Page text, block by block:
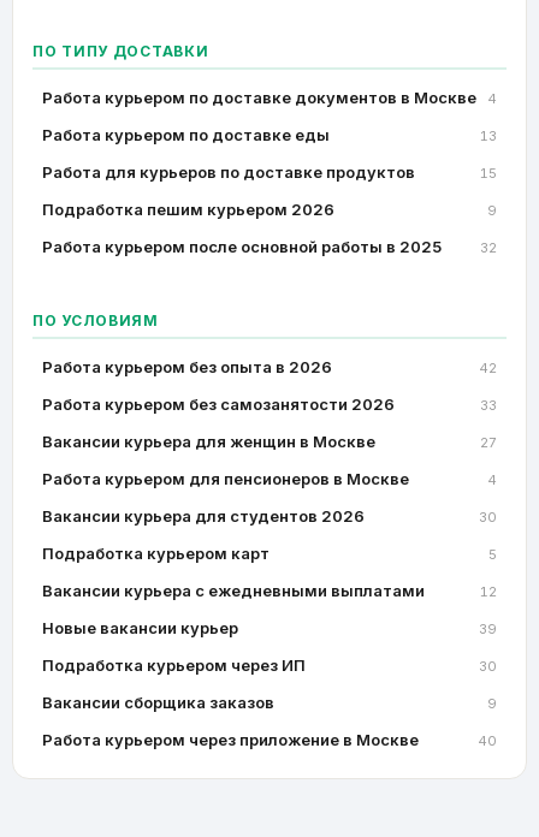
ПО ТИПУ ДОСТАВКИ
Работа курьером по доставке документов в Москве 4
Работа курьером по доставке еды 13
Работа для курьеров по доставке продуктов 15
Подработка пешим курьером 2026 9
Работа курьером после основной работы в 2025 32
ПО УСЛОВИЯМ
Работа курьером без опыта в 2026 42
Работа курьером без самозанятости 2026 33
Вакансии курьера для женщин в Москве 27
Работа курьером для пенсионеров в Москве 4
Вакансии курьера для студентов 2026 30
Подработка курьером карт 5
Вакансии курьера с ежедневными выплатами 12
Новые вакансии курьер 39
Подработка курьером через ИП 30
Вакансии сборщика заказов 9
Работа курьером через приложение в Москве 40